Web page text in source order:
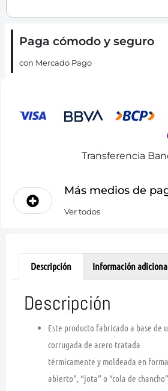
Paga cómodo y seguro
con Mercado Pago
Transferencia
Más medios de
Ver todos
Descripción Información
Descripción
Este producto fabricado a base de
corrugada de acero tratada
térmicamente y moldeada en
abierto”, “jota” o “cola de